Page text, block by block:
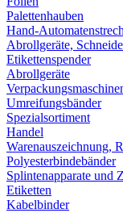
Palettenhauben
Hand-
Abrollgeräte,
Etikettenspender
Abrollgeräte
Umreifungsbänder
Spezialsortiment
Handel
Warenauszeichnung,
Polyesterbindebänder
Splintenapparate und
Etiketten
Kabelbinder